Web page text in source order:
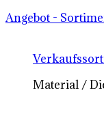
Angebot -
Material /